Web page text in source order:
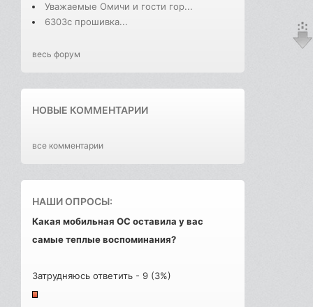
Уважаемые Омичи и гости гор...
6303с прошивка...
весь форум
НОВЫЕ КОММЕНТАРИИ
все комментарии
НАШИ ОПРОСЫ:
Какая мобильная ОС оставила у вас
самые теплые воспоминания?
Затрудняюсь ответить - 9 (3%)